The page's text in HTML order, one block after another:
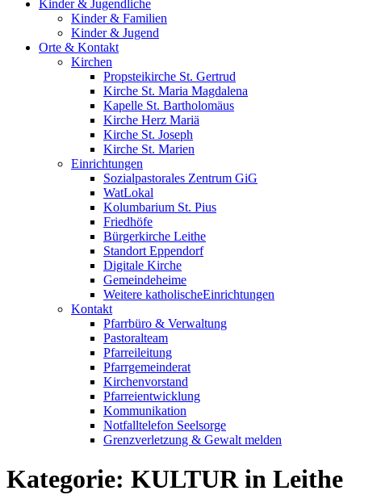
Kinder & Jugendliche
Kinder & Familien
Kinder & Jugend
Orte & Kontakt
Kirchen
Propsteikirche St. Gertrud
Kirche St. Maria Magdalena
Kapelle St. Bartholomäus
Kirche Herz Mariä
Kirche St. Joseph
Kirche St. Marien
Einrichtungen
Sozialpastorales Zentrum GiG
WatLokal
Kolumbarium St. Pius
Friedhöfe
Bürgerkirche Leithe
Standort Eppendorf
Digitale Kirche
Gemeindeheime
Weitere katholische­­Einrichtungen
Kontakt
Pfarrbüro & Verwaltung
Pastoralteam
Pfarreileitung
Pfarrgemeinderat
Kirchenvorstand
Pfarreientwicklung
Kommunikation
Notfalltelefon Seelsorge
Grenzverletzung & Gewalt melden
Kategorie: KULTUR in Leithe